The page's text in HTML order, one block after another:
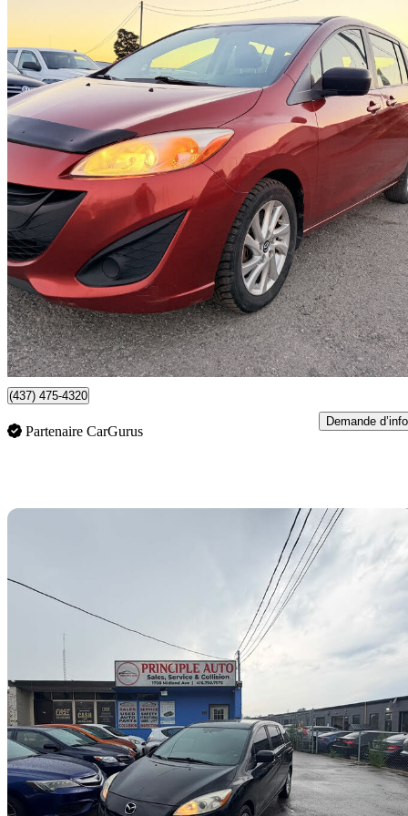
2013 Mazda MAZDA5
172 000 km
5 690 $ Affaire
100 $/mois env.
Brampton, ON
(437) 475-4320
Partenaire CarGurus
Demande d’info
2017 Mazda MAZDA5